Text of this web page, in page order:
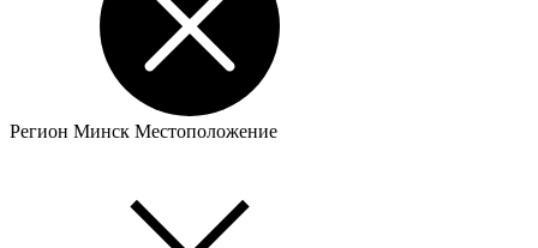
Регион Минск Местоположение